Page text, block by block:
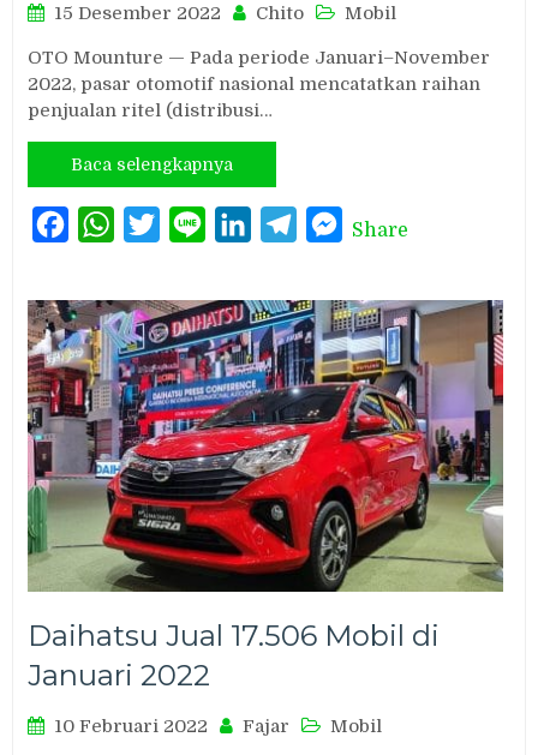
15 Desember 2022 Chito Mobil
OTO Mounture — Pada periode Januari–November
2022, pasar otomotif nasional mencatatkan raihan
penjualan ritel (distribusi…
Baca selengkapnya
FacebookWhatsAppTwitterLine LinkedInTelegramMessenger
Share
Daihatsu Jual 17.506 Mobil di
Januari 2022
10 Februari 2022 Fajar Mobil